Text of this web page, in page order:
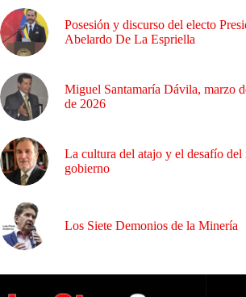
Posesión y discurso del electo
Abelardo De La Espriella
Miguel Santamaría Dávila, marzo
de 2026
La cultura del atajo y el desafío del
gobierno
Los Siete Demonios de la Minería